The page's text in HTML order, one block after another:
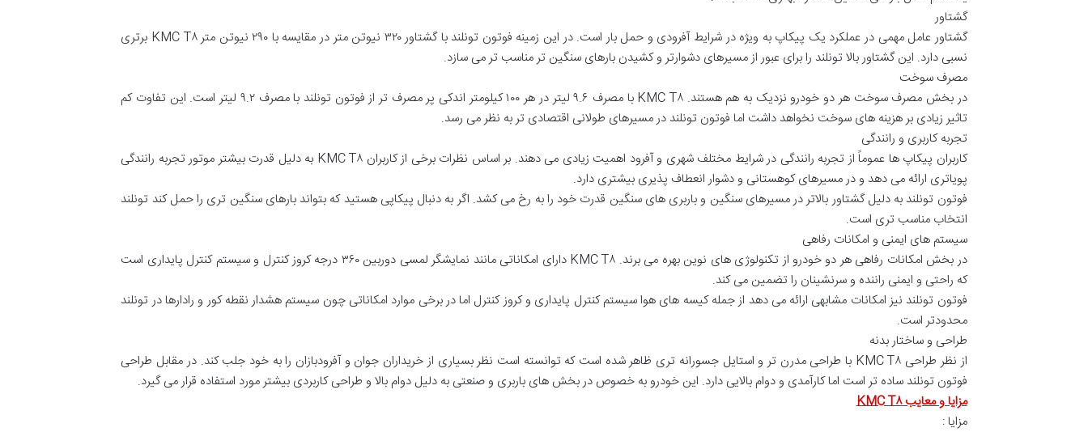
گشتاور
گشتاور عامل مهمی در عملکرد یک پیکاپ به ویژه در شرایط آفرودی و حمل بار است. در این زمینه فوتون تونلند با گشتاور ۳۲۰ نیوتن متر در مقایسه با ۲۹۰ نیوتن متر KMC T۸ برتری
نسبی دارد. این گشتاور بالا تونلند را برای عبور از مسیرهای دشوارتر و کشیدن بارهای سنگین تر مناسب تر می سازد.
مصرف سوخت
در بخش مصرف سوخت هر دو خودرو نزدیک به هم هستند. KMC T۸ با مصرف ۹.۶ لیتر در هر ۱۰۰ کیلومتر اندکی پر مصرف تر از فوتون تونلند با مصرف ۹.۲ لیتر است. این تفاوت کم
تاثیر زیادی بر هزینه های سوخت نخواهد داشت اما فوتون تونلند در مسیرهای طولانی اقتصادی تر به نظر می رسد.
تجربه کاربری و رانندگی
کاربران پیکاپ ها عموماً از تجربه رانندگی در شرایط مختلف شهری و آفرود اهمیت زیادی می دهند. بر اساس نظرات برخی از کاربران KMC T۸ به دلیل قدرت بیشتر موتور تجربه رانندگی
پویاتری ارائه می دهد و در مسیرهای کوهستانی و دشوار انعطاف پذیری بیشتری دارد.
فوتون تونلند به دلیل گشتاور بالاتر در مسیرهای سنگین و باربری های سنگین قدرت خود را به رخ می کشد. اگر به دنبال پیکاپی هستید که بتواند بارهای سنگین تری را حمل کند تونلند
انتخاب مناسب تری است.
سیستم های ایمنی و امکانات رفاهی
در بخش امکانات رفاهی هر دو خودرو از تکنولوژی های نوین بهره می برند. KMC T۸ دارای امکاناتی مانند نمایشگر لمسی دوربین ۳۶۰ درجه کروز کنترل و سیستم کنترل پایداری است
که راحتی و ایمنی راننده و سرنشینان را تضمین می کند.
فوتون تونلند نیز امکانات مشابهی ارائه می دهد از جمله کیسه های هوا سیستم کنترل پایداری و کروز کنترل اما در برخی موارد امکاناتی چون سیستم هشدار نقطه کور و رادارها در تونلند
محدودتر است.
طراحی و ساختار بدنه
از نظر طراحی KMC T۸ با طراحی مدرن تر و استایل جسورانه تری ظاهر شده است که توانسته است نظر بسیاری از خریداران جوان و آفرودبازان را به خود جلب کند. در مقابل طراحی
فوتون تونلند ساده تر است اما کارآمدی و دوام بالایی دارد. این خودرو به خصوص در بخش های باربری و صنعتی به دلیل دوام بالا و طراحی کاربردی بیشتر مورد استفاده قرار می گیرد.
مزایا و معایب KMC T۸
مزایا :